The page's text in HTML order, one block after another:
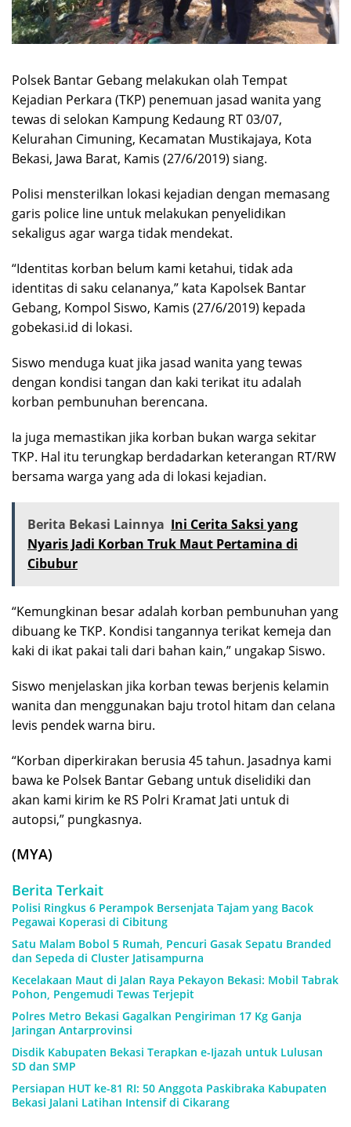
Polsek Bantar Gebang melakukan olah Tempat
Kejadian Perkara (TKP) penemuan jasad wanita yang
tewas di selokan Kampung Kedaung RT 03/07,
Kelurahan Cimuning, Kecamatan Mustikajaya, Kota
Bekasi, Jawa Barat, Kamis (27/6/2019) siang.
Polisi mensterilkan lokasi kejadian dengan memasang
garis police line untuk melakukan penyelidikan
sekaligus agar warga tidak mendekat.
“Identitas korban belum kami ketahui, tidak ada
identitas di saku celananya,” kata Kapolsek Bantar
Gebang, Kompol Siswo, Kamis (27/6/2019) kepada
gobekasi.id di lokasi.
Siswo menduga kuat jika jasad wanita yang tewas
dengan kondisi tangan dan kaki terikat itu adalah
korban pembunuhan berencana.
Ia juga memastikan jika korban bukan warga sekitar
TKP. Hal itu terungkap berdadarkan keterangan RT/RW
bersama warga yang ada di lokasi kejadian.
Berita Bekasi Lainnya Ini Cerita Saksi yang
Nyaris Jadi Korban Truk Maut Pertamina di
Cibubur
“Kemungkinan besar adalah korban pembunuhan yang
dibuang ke TKP. Kondisi tangannya terikat kemeja dan
kaki di ikat pakai tali dari bahan kain,” ungakap Siswo.
Siswo menjelaskan jika korban tewas berjenis kelamin
wanita dan menggunakan baju trotol hitam dan celana
levis pendek warna biru.
“Korban diperkirakan berusia 45 tahun. Jasadnya kami
bawa ke Polsek Bantar Gebang untuk diselidiki dan
akan kami kirim ke RS Polri Kramat Jati untuk di
autopsi,” pungkasnya.
(MYA)
Berita Terkait
Polisi Ringkus 6 Perampok Bersenjata Tajam yang Bacok
Pegawai Koperasi di Cibitung
Satu Malam Bobol 5 Rumah, Pencuri Gasak Sepatu Branded
dan Sepeda di Cluster Jatisampurna
Kecelakaan Maut di Jalan Raya Pekayon Bekasi: Mobil Tabrak
Pohon, Pengemudi Tewas Terjepit
Polres Metro Bekasi Gagalkan Pengiriman 17 Kg Ganja
Jaringan Antarprovinsi
Disdik Kabupaten Bekasi Terapkan e-Ijazah untuk Lulusan
SD dan SMP
Persiapan HUT ke-81 RI: 50 Anggota Paskibraka Kabupaten
Bekasi Jalani Latihan Intensif di Cikarang